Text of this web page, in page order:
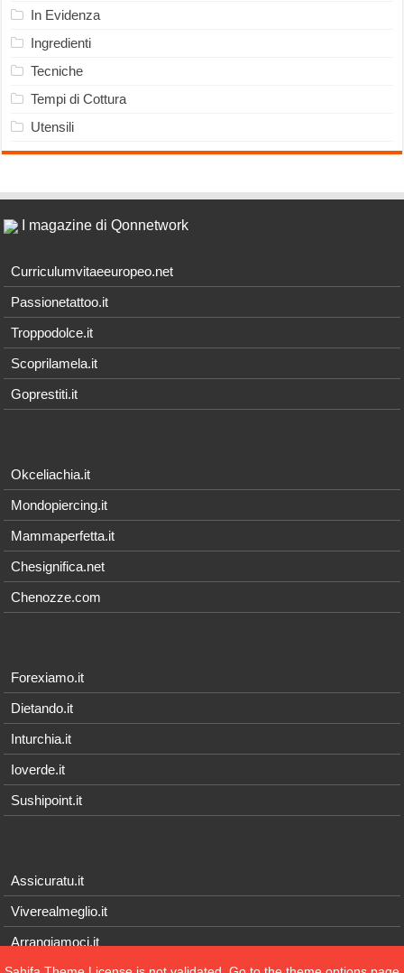
In Evidenza
Ingredienti
Tecniche
Tempi di Cottura
Utensili
I magazine di Qonnetwork
Curriculumvitaeeuropeo.net
Passionetattoo.it
Troppodolce.it
Scoprilamela.it
Goprestiti.it
Okceliachia.it
Mondopiercing.it
Mammaperfetta.it
Chesignifica.net
Chenozze.com
Forexiamo.it
Dietando.it
Inturchia.it
Ioverde.it
Sushipoint.it
Assicuratu.it
Viverealmeglio.it
Arrangiamoci.it